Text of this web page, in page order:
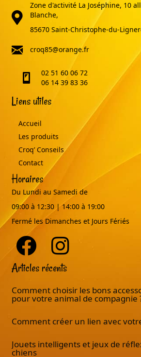
adresse
Zone d'activité La Joséphine, 10
Blanche,
85670 Saint-Christophe-du-
email
croq85@orange.fr
telephone02 51 60 06 72
06 14 39 83 36
Liens utiles
Accueil
Les produits
Croq’ Conseils
Contact
Horaires
Du Lundi au Samedi de
09:00 à 12:30 | 14:00 à 19:00
Fermé les Dimanches et Jours Fériés
Articles récents
Comment choisir les bons
pour votre animal de compagnie
Comment créer un lien avec
Jouets intelligents et jeux de
chiens